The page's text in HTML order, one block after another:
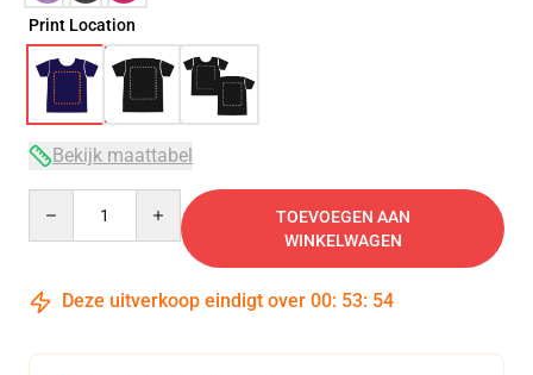
Print Location
Bekijk maattabel
TOEVOEGEN AAN
WINKELWAGEN
Deze uitverkoop eindigt over 00: 53: 54